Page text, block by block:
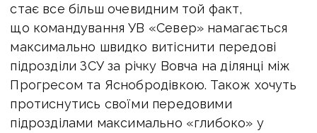
стає все більш очевидним той факт,
що командування УВ «Север» намагається
максимально швидко витіснити передові
підрозділи ЗСУ за річку Вовча на ділянці між
Прогресом та Яснобродівкою. Також хочуть
протиснутись своїми передовими
підрозділами максимально «глибоко» у